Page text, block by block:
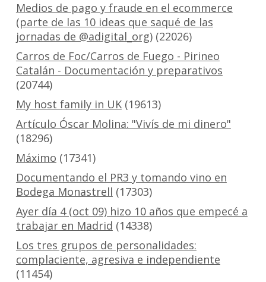
Medios de pago y fraude en el ecommerce
(parte de las 10 ideas que saqué de las
jornadas de @adigital_org)(22026)
Carros de Foc/Carros de Fuego - Pirineo
Catalán - Documentación y preparativos
(20744)
My host family in UK(19613)
Artículo Óscar Molina: "Vivís de mi dinero"
(18296)
Máximo (17341)
Documentando el PR3 y tomando vino en
Bodega Monastrell (17303)
Ayer día 4 (oct 09) hizo 10 años que empecé a
trabajar en Madrid (14338)
Los tres grupos de personalidades:
complaciente, agresiva e independiente
(11454)